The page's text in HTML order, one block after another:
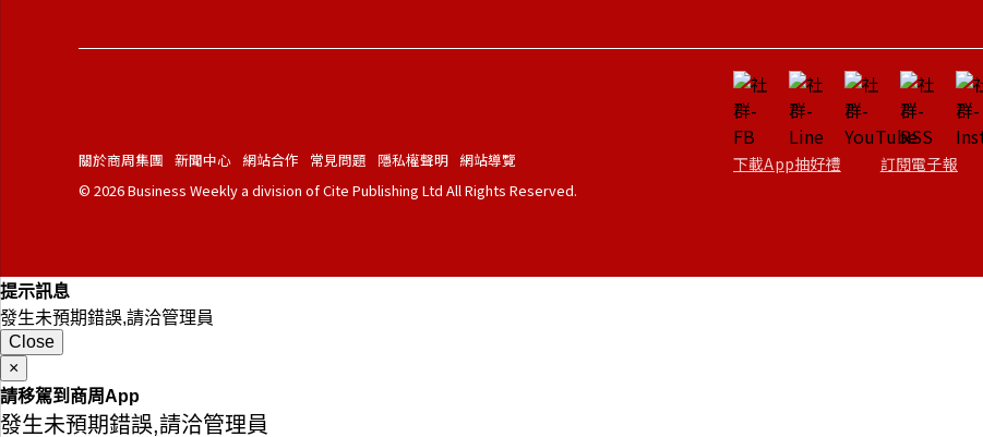
關於商周集團 新聞中心 網站合作 常見問題 隱私權聲明 網站導覽
© 2026 Business Weekly a division of Cite Publishing Ltd All Rights Reserved.
下載App抽好禮 訂閱電子報
提示訊息
發生未預期錯誤,請洽管理員
Close
×
請移駕到商周App
發生未預期錯誤,請洽管理員